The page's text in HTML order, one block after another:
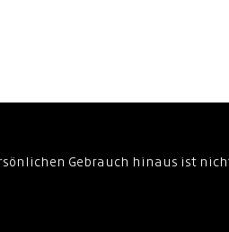
Gebrauch hinaus ist